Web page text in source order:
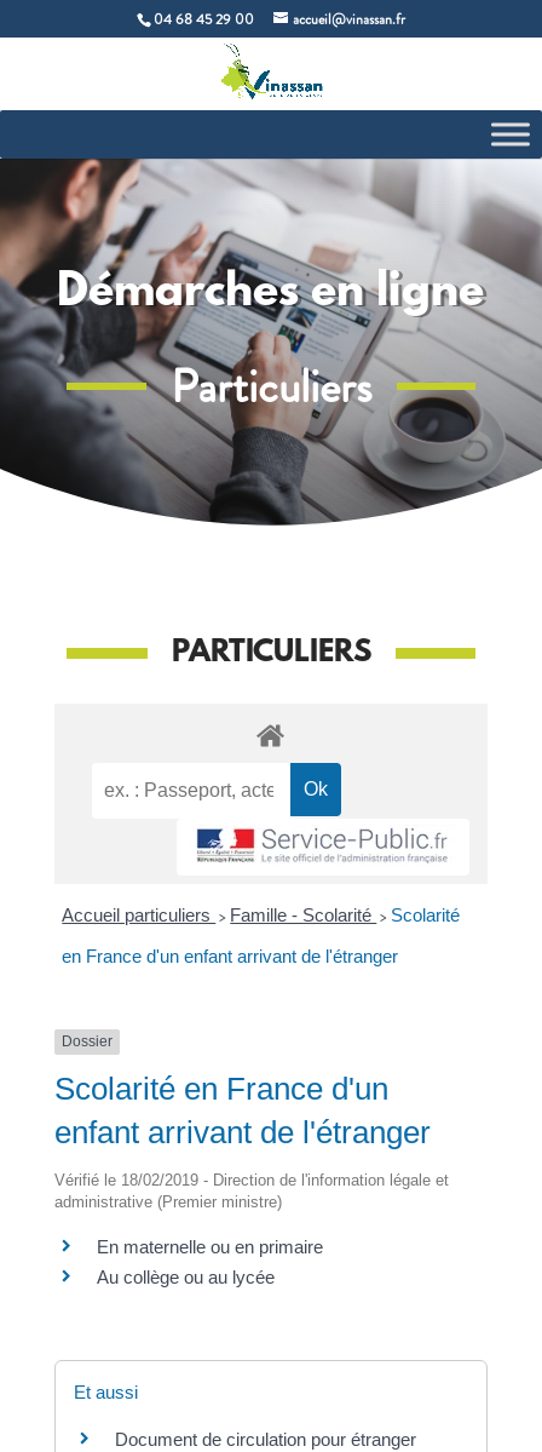
04 68 45 29 00 accueil@vinassan.fr
Démarches en ligne
Particuliers
PARTICULIERS
Accueil particuliers > Famille - Scolarité > Scolarité
en France d'un enfant arrivant de l'étranger
Dossier
Scolarité en France d'un
enfant arrivant de l'étranger
Vérifié le 18/02/2019 - Direction de l'information légale et
administrative (Premier ministre)
En maternelle ou en primaire
Au collège ou au lycée
Et aussi
Document de circulation pour étranger